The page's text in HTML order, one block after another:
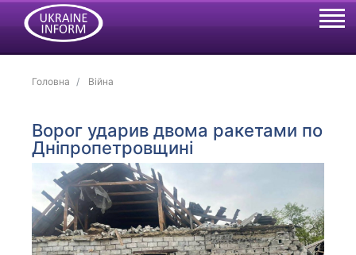
Головна Війна
Ворог ударив двома ракетами по
Дніпропетровщині